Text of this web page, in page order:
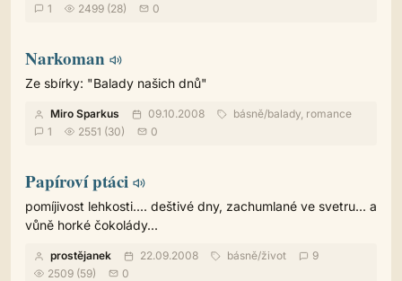
1
2499 (28) 0
Narkoman
Ze sbírky: "Balady našich dnů"
Miro Sparkus 09.10.2008 básně/balady, romance
1
2551 (30) 0
Papíroví ptáci
pomíjivost lehkosti.... deštivé dny, zachumlané ve svetru... a
vůně horké čokolády...
prostějanek 22.09.2008 básně/život
9
2509 (59)
0